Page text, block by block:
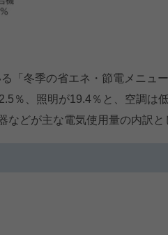
「冬季の省エネ・節電メニュ
％、照明が19.4％と、空調は
どが主な電気使用量の内訳と